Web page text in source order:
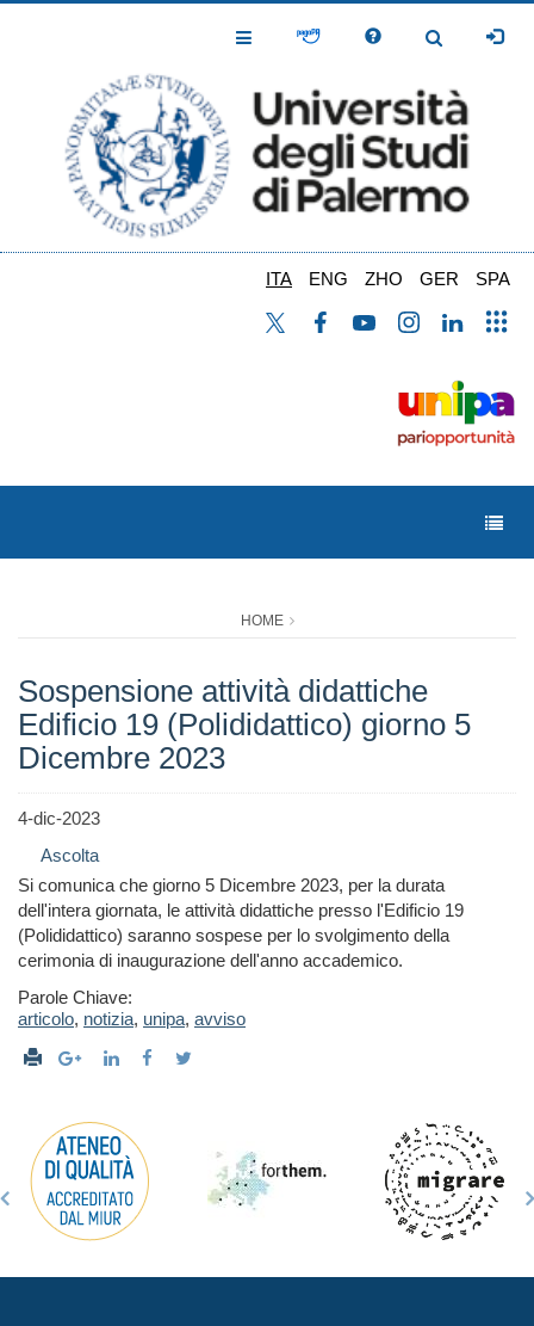
Toggle
Toggle
ITA ENG ZHO GER SPA
HOME
Sospensione attività didattiche
Edificio 19 (Polididattico) giorno 5
Dicembre 2023
4-dic-2023
Ascolta
Si comunica che giorno 5 Dicembre 2023, per la durata
dell'intera giornata, le attività didattiche presso l'Edificio 19
(Polididattico) saranno sospese per lo svolgimento della
cerimonia di inaugurazione dell'anno accademico.
Parole Chiave:
articolo, notizia, unipa, avviso